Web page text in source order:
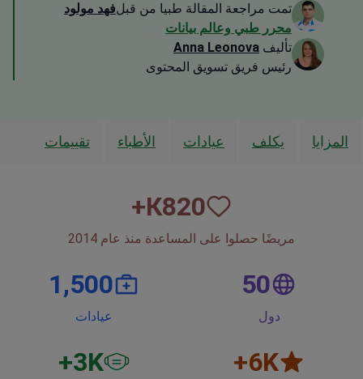
تمت مراجعة المقالة طبيا من قبلفهد مولود
محرر طبي وعالم بيانات
تأليف Anna Leonova
رئيس فريق تسويق المحتوى
المزايا يكلف عيادات الأطباء تقييمات
820
К+
مريضًا حصلوا على المساعدة منذ عام 2014
50
دول
1,500
عيادات
6K+
3K+